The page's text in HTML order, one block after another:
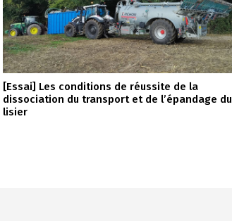
[Essai] Les conditions de réussite de la
dissociation du transport et de l’épandage du
lisier